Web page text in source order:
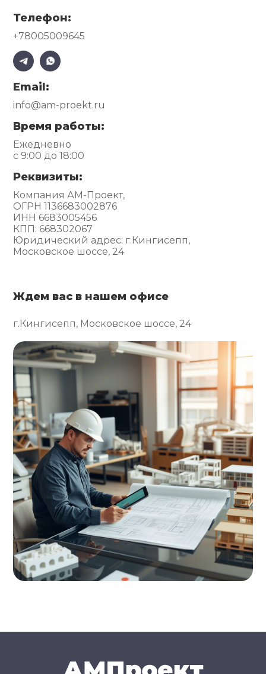
Телефон:
+78005009645
Email:
info@am-proekt.ru
Время работы:
Ежедневно
с 9:00 до 18:00
Реквизиты:
Компания АМ-Проект,
ОГРН 1136683002876
ИНН 6683005456
КПП: 668302067
Юридический адрес: г.Кингисепп,
Московское шоссе, 24
Ждем вас в нашем офисе
г.Кингисепп, Московское шоссе, 24